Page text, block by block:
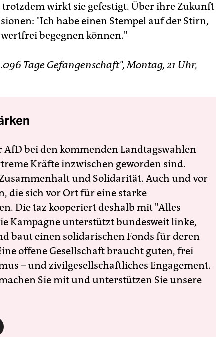
wirkt sie gefestigt. Über ihre Zukunft
"Ich habe einen Stempel auf der Stirn,
begegnen können."
Tage Gefangenschaft", Montag, 21 Uhr,
AfD bei den kommenden Landtagswahlen
Kräfte inzwischen geworden sind.
und Solidarität. Auch und vor
die sich vor Ort für eine starke
Die taz kooperiert deshalb mit "Alles
Kampagne unterstützt bundesweit linke,
baut einen solidarischen Fonds für deren
offene Gesellschaft braucht guten, frei
– und zivilgesellschaftliches Engagement.
Sie mit und unterstützen Sie unsere